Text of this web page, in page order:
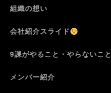
組織の想い
会社紹介スライド
9課がやること・やらないこと
メンバー紹介